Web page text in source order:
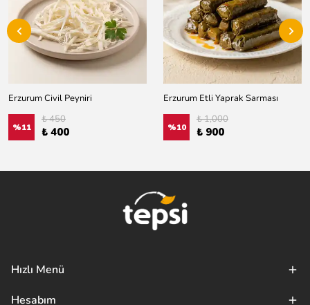
Erzurum Civil Peyniri
%11
₺ 450
₺ 400
Erzurum Etli Yaprak Sarması
%10
₺ 1,000
₺ 900
Hızlı Menü
Hesabım